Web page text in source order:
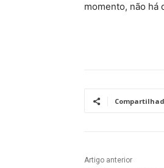
momento, não há
Artigo anterior